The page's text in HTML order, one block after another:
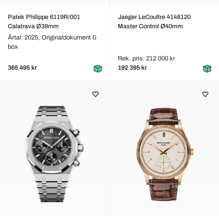
Patek Philippe 6119R/001
Calatrava Ø39mm
Årtal: 2025, Originaldokument &
box
365 495 kr
Jaeger LeCoultre 4148120
Master Control Ø40mm
Rek. pris: 212 000 kr
192 395 kr